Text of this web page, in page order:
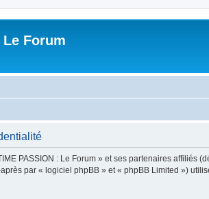
Le Forum
PASSION : Le Forum » et ses partenaires affiliés
par « logiciel phpBB » et « phpBB Limited »)